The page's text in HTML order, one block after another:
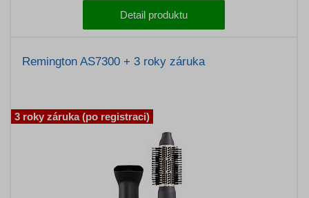
Detail produktu
Remington AS7300 + 3 roky záruka
3 roky záruka (po registraci)